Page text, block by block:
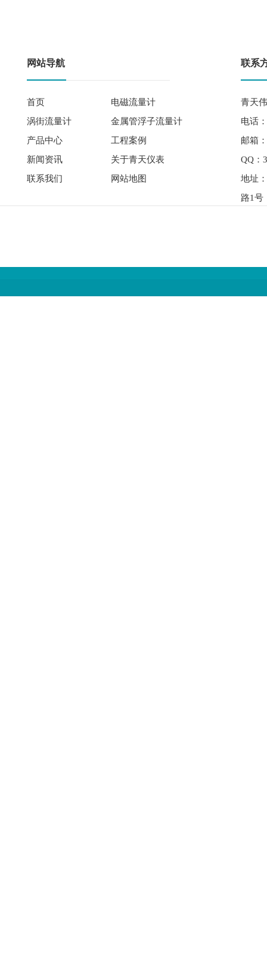
网站导航
首页
电磁流量计
涡街流量计
金属管浮子流量计
产品中心
工程案例
新闻资讯
关于青天仪表
联系我们
网站地图
联系
青天
电话
邮箱
QQ：
地址
路1号